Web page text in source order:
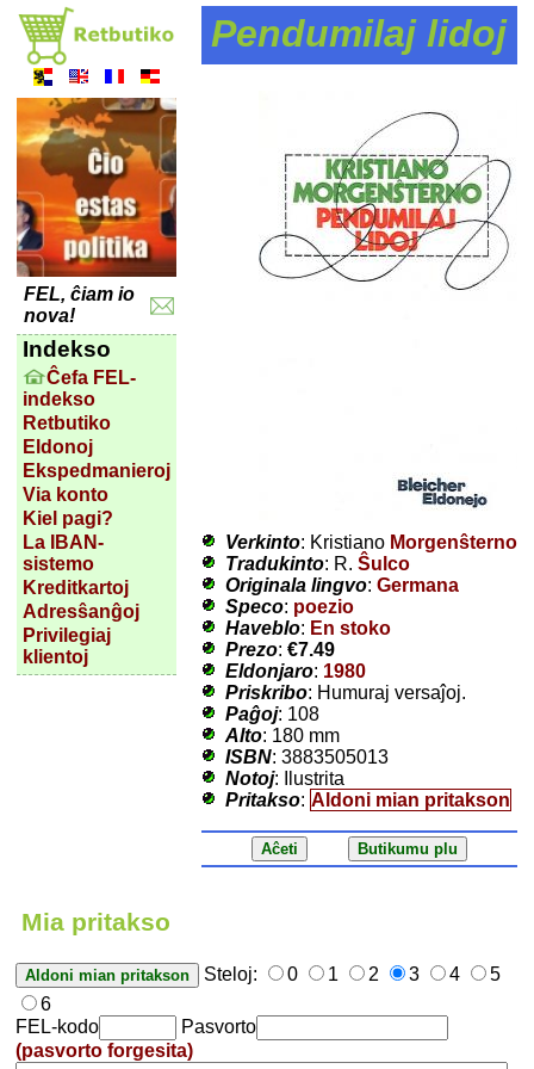
FEL, ĉiam io
nova!
Indekso
Ĉefa FEL-
indekso
Retbutiko
Eldonoj
Ekspedmanieroj
Via konto
Kiel pagi?
La IBAN-
sistemo
Kreditkartoj
Adresŝanĝoj
Privilegiaj
klientoj
Pendumilaj lidoj
Verkinto: Kristiano Morgenŝterno
Tradukinto: R. Ŝulco
Originala lingvo: Germana
Speco: poezio
Haveblo: En stoko
Prezo: €7.49
Eldonjaro: 1980
Priskribo: Humuraj versaĵoj.
Paĝoj: 108
Alto: 180 mm
ISBN: 3883505013
Notoj: Ilustrita
Pritakso: Aldoni mian pritakson
Mia pritakso
Steloj: 0 1 2 3 4
5
6
FEL-kodo
Pasvorto
(pasvorto forgesita)